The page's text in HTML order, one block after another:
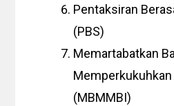
Pentaksiran
(PBS)
Memartabatkan
(MBMMBI)